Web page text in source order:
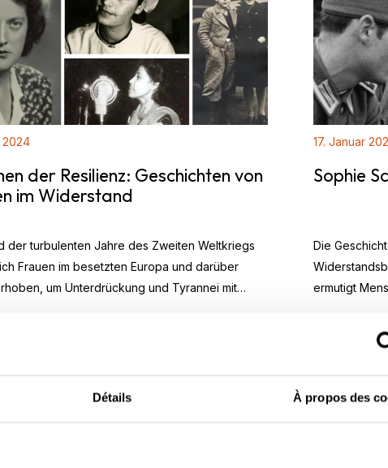
Détails À propos des
2024
der Resilienz: Geschichten von
im Widerstand
der turbulenten Jahre des Zweiten Weltkriegs
Frauen im besetzten Europa und darüber
um Unterdrückung und Tyrannei mit
17. Januar
Sophie
Die
ermutigt
auch eine
Mutes